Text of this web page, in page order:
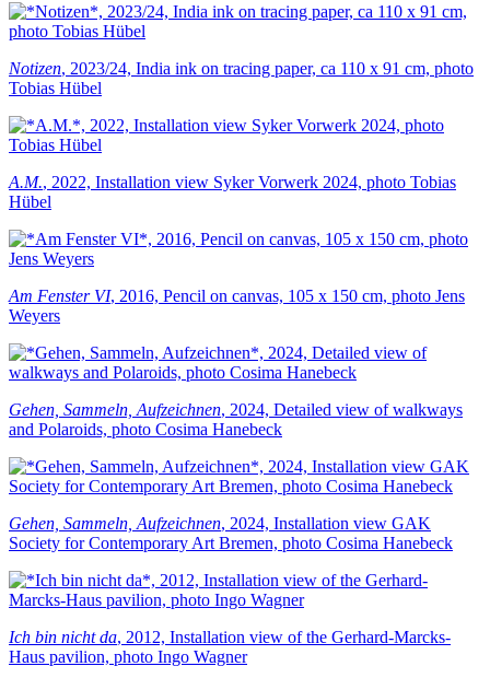
Notizen, 2023/24, India ink on tracing paper, ca 110 x 91 cm, photo
Tobias Hübel
A.M., 2022, Installation view Syker Vorwerk 2024, photo Tobias
Hübel
Am Fenster VI, 2016, Pencil on canvas, 105 x 150 cm, photo Jens
Weyers
Gehen, Sammeln, Aufzeichnen, 2024, Detailed view of walkways
and Polaroids, photo Cosima Hanebeck
Gehen, Sammeln, Aufzeichnen, 2024, Installation view GAK
Society for Contemporary Art Bremen, photo Cosima Hanebeck
Ich bin nicht da, 2012, Installation view of the Gerhard-Marcks-
Haus pavilion, photo Ingo Wagner